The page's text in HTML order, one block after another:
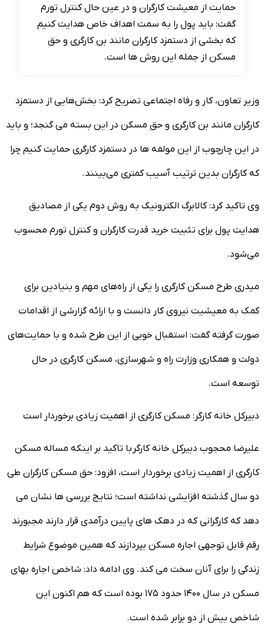
حمایت از معیشت کارگران و در عین حال کنترل تورم
گفت: باید پول را به سمت اهداف خاص هدایت کنیم
که بخشی از دستمزد کارگران مانند بن کارگری و حق
مسکن از جمله این روش ها است.
وزیر تعاون، کار و رفاه اجتماعی تصریح کرد: بخش‌هایی از دستمزد
کارگران مانند بن کارگری و حق مسکن در این بسته می گنجد؛ و باید
در این چارچوب از این مولفه ها در دستمزد کارگری حمایت کنیم چرا
که کارگران بدین ترتیب آسیب کمتری می‌بینند.
وی تاکید کرد: کالابرگ الکترونیک به روش دوم یکی از مصادیق
هدایت پول برای تثبیت خرید قدرت کارگران و کنترل تورم محسوب
می‌شود.
میدری طرح مسکن کارگری را یکی از راه‌های مهم و بنیادین برای
کمک به معیشیت نیروی کار دانست و با ارائه گزارشی از اقدامات
صورت گرفته گفت: استقبال خوبی از این طرح شده و با حمایت‌های
دولت و همکاری وزارت راه و شهرسازی، مسکن کارگری در حال
توسعه است.
دبیرکل خانه کارگر: مسکن کارگری از اهمیت زیادی برخوردار است
علیرضا محجوب دبیرکل خانه کارگر با تاکید بر اینکه مساله مسکن
کارگری از اهمیت زیادی برخوردار است، افزود: حق مسکن کارگران طی
دو سال گذشته افزایشی نداشته است؛ نتایج بررسی ها نشان می
دهد که کارگرانی که در دهک های پایین درآمدی قرار دارند مجبورند
رقم قابل توجهی اجاره مسکن بپردازند که همین موضوع شرایط
زندگی را برای آنان سخت می کند. وی ادامه داد: شاخص اجاره بهای
مسکن در سال ۱۴۰۰ حدود ۱۷۵ بوده است که هم اکنون این
شاخص بیش از دو برابر شده است.